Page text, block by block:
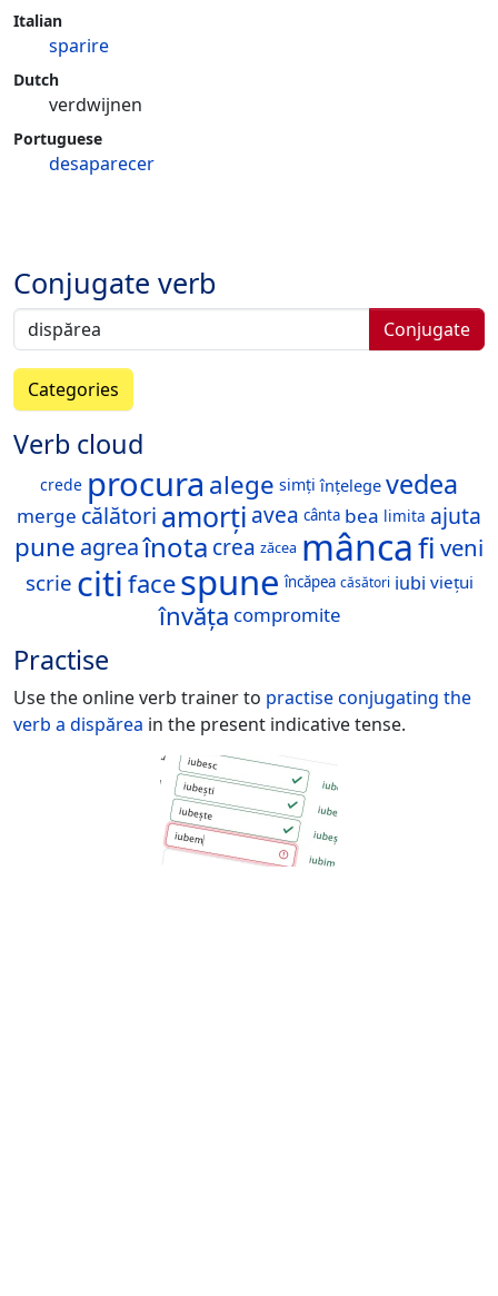
Italian
sparire
Dutch
verdwijnen
Portuguese
desaparecer
Conjugate verb
Conjugate
Categories
Verb cloud
crede procura alege simți înțelege vedea
merge călători amorți avea cânta bea limita ajuta
pune agreaînota crea zăcea mâncafi veni
scrie citi facespune încăpea căsători iubi viețui
învăța compromite
Practise
Use the online verb trainer to practise conjugating the
verb a dispărea in the present indicative tense.